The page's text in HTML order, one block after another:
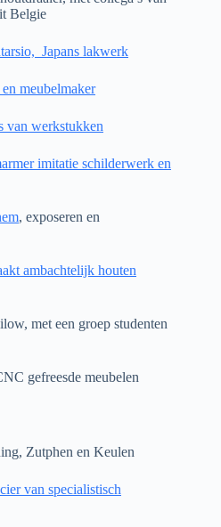
Belgie
Japans lakwerk
meubelmaker
van werkstukken
imitatie schilderwerk en
, exposeren en
ambachtelijk houten
met een groep studenten
gefreesde meubelen
Zutphen en Keulen
van specialistisch